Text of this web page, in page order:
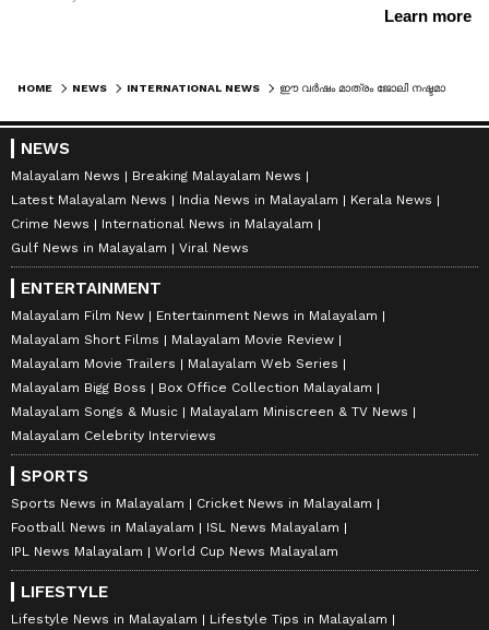
HOME NEWS INTERNATIONAL NEWS
NEWS
Malayalam News
Breaking Malayalam News
Latest Malayalam News
India News in Malayalam
Kerala News
Crime News
International News in Malayalam
Gulf News in Malayalam
Viral News
ENTERTAINMENT
Malayalam Film New
Entertainment News in Malayalam
Malayalam Short Films
Malayalam Movie Review
Malayalam Movie Trailers
Malayalam Web Series
Malayalam Bigg Boss
Box Office Collection Malayalam
Malayalam Songs & Music
Malayalam Miniscreen & TV News
Malayalam Celebrity Interviews
SPORTS
Sports News in Malayalam
Cricket News in Malayalam
Football News in Malayalam
ISL News Malayalam
IPL News Malayalam
World Cup News Malayalam
LIFESTYLE
Lifestyle News in Malayalam
Lifestyle Tips in Malayalam